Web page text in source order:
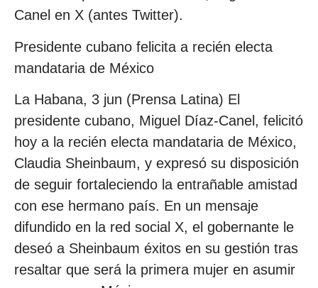
Canel en X (antes Twitter).
Presidente cubano felicita a recién electa
mandataria de México
La Habana, 3 jun (Prensa Latina) El
presidente cubano, Miguel Díaz-Canel, felicitó
hoy a la recién electa mandataria de México,
Claudia Sheinbaum, y expresó su disposición
de seguir fortaleciendo la entrañable amistad
con ese hermano país. En un mensaje
difundido en la red social X, el gobernante le
deseó a Sheinbaum éxitos en su gestión tras
resaltar que será la primera mujer en asumir